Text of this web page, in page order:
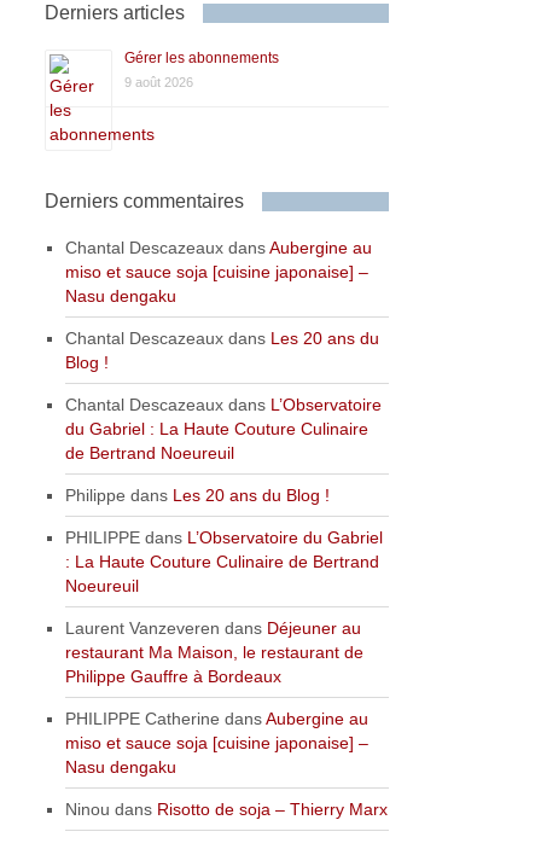
Derniers articles
Gérer les abonnements
9 août 2026
Derniers commentaires
Chantal Descazeaux dansAubergine au
miso et sauce soja [cuisine japonaise] –
Nasu dengaku
Chantal Descazeaux dans Les 20 ans du
Blog !
Chantal Descazeaux dans L’Observatoire
du Gabriel : La Haute Couture Culinaire
de Bertrand Noeureuil
Philippe dans Les 20 ans du Blog !
PHILIPPE dans L’Observatoire du Gabriel
: La Haute Couture Culinaire de Bertrand
Noeureuil
Laurent Vanzeveren dans Déjeuner au
restaurant Ma Maison, le restaurant de
Philippe Gauffre à Bordeaux
PHILIPPE Catherine dansAubergine au
miso et sauce soja [cuisine japonaise] –
Nasu dengaku
Ninou dans Risotto de soja – Thierry Marx